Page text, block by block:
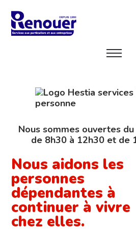
Nous sommes ouvertes
de 8h30 à 12h30 et de
au 9, chemin du Lac,
et à votre écoute au
Nous aidons les
personnes
dépendantes à
continuer à vivre
chez elles.